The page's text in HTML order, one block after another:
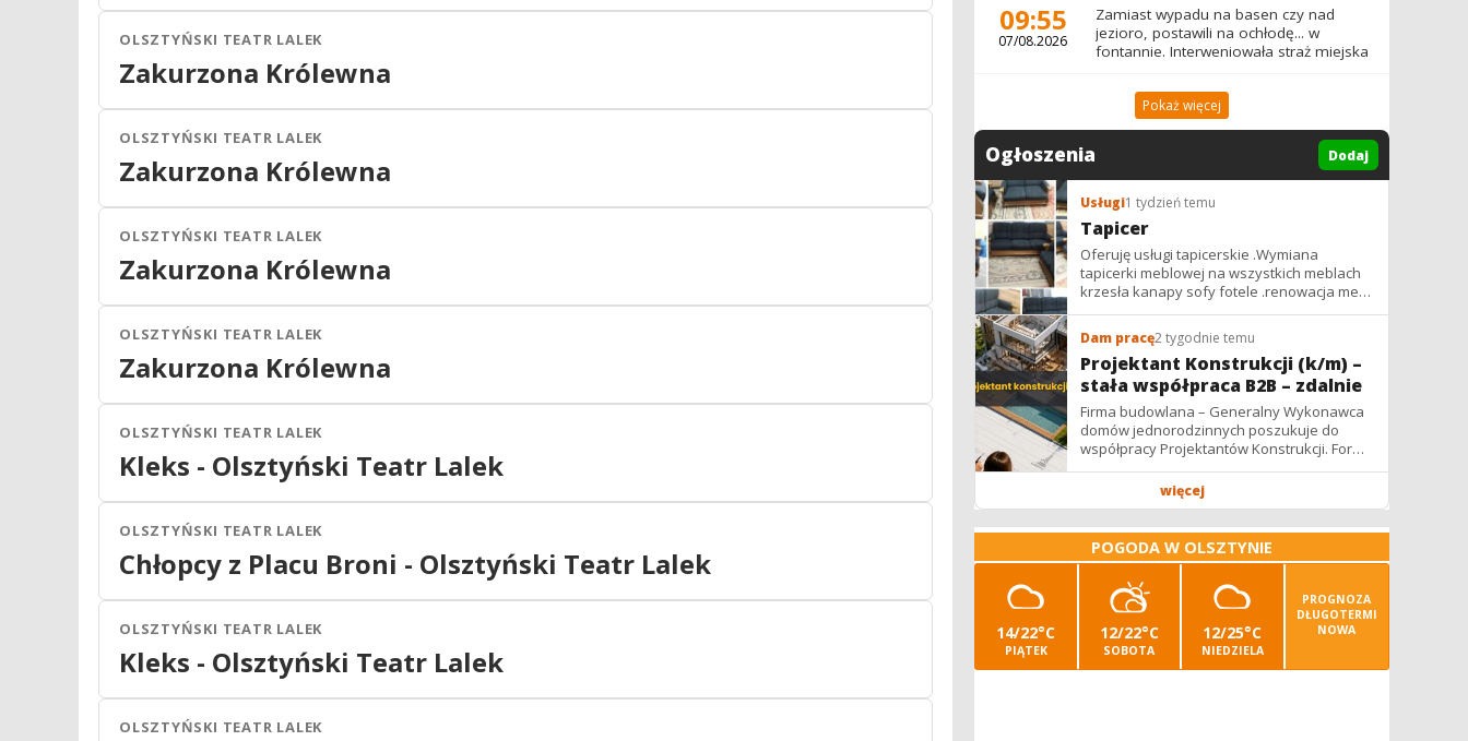
Olsztyn Teatr
26 WRZ 17:00
OLSZTYŃSKI TEATR LALEK
Zakurzona Królewna
Olsztyn Teatr
27 WRZ 11:00
OLSZTYŃSKI TEATR LALEK
Zakurzona Królewna
Olsztyn Teatr
29 WRZ 11:00
OLSZTYŃSKI TEATR LALEK
Zakurzona Królewna
Olsztyn Teatr
30 WRZ 11:00
OLSZTYŃSKI TEATR LALEK
Zakurzona Królewna
Olsztyn Teatr
01 MAR 15:00
OLSZTYŃSKI TEATR LALEK
Kleks - Olsztyński Teatr Lalek
Olsztyn Teatr
01 MAR 17:00
OLSZTYŃSKI TEATR LALEK
Chłopcy z Placu Broni - Olsztyński Teatr Lalek
Olsztyn Teatr
03 MAR 09:00
OLSZTYŃSKI TEATR LALEK
Kleks - Olsztyński Teatr Lalek
Olsztyn Teatr
OLSZTYŃSKI TEATR LALEK
09:55
07/08.2026
Zamiast wypadu na basen czy nad
jezioro, postawili na ochłodę... w
fontannie. Interweniowała straż miejska
Pokaż więcej
Ogłoszenia Dodaj
Usługi1 tydzień temu
Tapicer
Oferuję usługi tapicerskie .Wymiana
tapicerki meblowej na wszystkich meblach
krzesła kanapy sofy fotele .renowacja mebli
vintage,PRL. glamur
Dam pracę2 tygodnie temu
Projektant Konstrukcji (k/m) –
stała współpraca B2B – zdalnie
Firma budowlana – Generalny Wykonawca
domów jednorodzinnych poszukuje do
współpracy Projektantów Konstrukcji. Forma
współpracy: B2B / podwykonawstwo –
więcej
POGODA W OLSZTYNIE
14/22°C
PIĄTEK
12/22°C
SOBOTA
12/25°C
NIEDZIELA
PROGNOZA
DŁUGOTERMI
NOWA